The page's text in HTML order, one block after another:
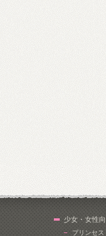
少女・女性
プリンセス